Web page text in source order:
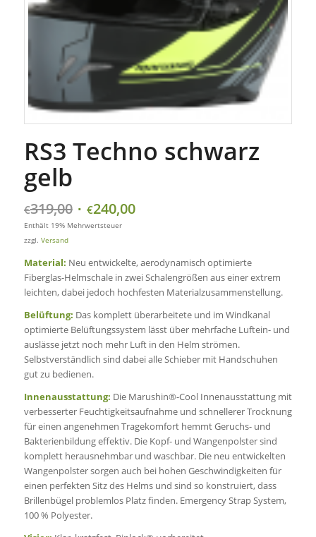
RS3 Techno schwarz
gelb
€319,00 €240,00
Enthält 19% Mehrwertsteuer
zzgl. Versand
Material: Neu entwickelte, aerodynamisch optimierte
Fiberglas-Helmschale in zwei Schalengrößen aus einer extrem
leichten, dabei jedoch hochfesten Materialzusammenstellung.
Belüftung: Das komplett überarbeitete und im Windkanal
optimierte Belüftungssystem lässt über mehrfache Luftein- und
auslässe jetzt noch mehr Luft in den Helm strömen.
Selbstverständlich sind dabei alle Schieber mit Handschuhen
gut zu bedienen.
Innenausstattung: Die Marushin®-Cool Innenausstattung mit
verbesserter Feuchtigkeitsaufnahme und schnellerer Trocknung
für einen angenehmen Tragekomfort hemmt Geruchs- und
Bakterienbildung effektiv. Die Kopf- und Wangenpolster sind
komplett herausnehmbar und waschbar. Die neu entwickelten
Wangenpolster sorgen auch bei hohen Geschwindigkeiten für
einen perfekten Sitz des Helms und sind so konstruiert, dass
Brillenbügel problemlos Platz finden. Emergency Strap System,
100 % Polyester.